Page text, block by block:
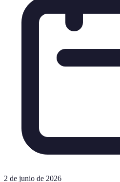
2 de junio de 2026